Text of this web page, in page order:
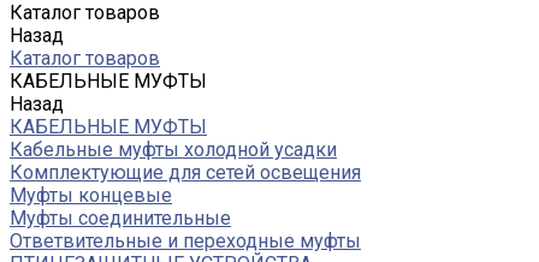
Каталог товаров
Назад
Каталог товаров
КАБЕЛЬНЫЕ МУФТЫ
Назад
КАБЕЛЬНЫЕ МУФТЫ
Кабельные муфты холодной усадки
Комплектующие для сетей освещения
Муфты концевые
Муфты соединительные
Ответвительные и переходные муфты